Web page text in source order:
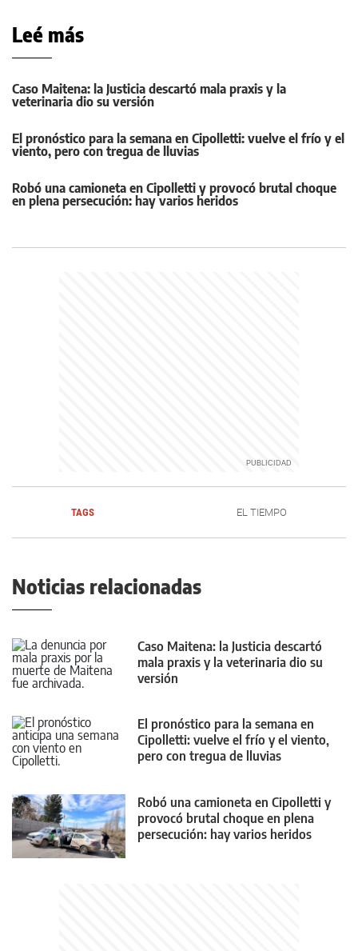
Leé más
Caso Maitena: la Justicia descartó mala praxis y la
veterinaria dio su versión
El pronóstico para la semana en Cipolletti: vuelve el frío y el
viento, pero con tregua de lluvias
Robó una camioneta en Cipolletti y provocó brutal choque
en plena persecución: hay varios heridos
TAGS EL TIEMPO
Noticias relacionadas
Caso Maitena: la Justicia descartó
mala praxis y la veterinaria dio su
versión
El pronóstico para la semana en
Cipolletti: vuelve el frío y el viento,
pero con tregua de lluvias
Robó una camioneta en Cipolletti y
provocó brutal choque en plena
persecución: hay varios heridos